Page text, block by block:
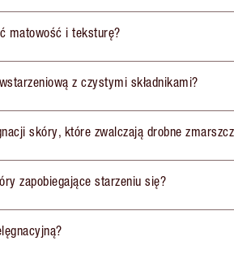
matowość i teksturę?
z czystymi składnikami?
skóry, które zwalczają drobne
zapobiegające starzeniu się?